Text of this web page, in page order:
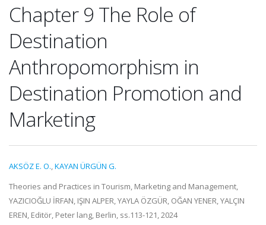
Chapter 9 The Role of
Destination
Anthropomorphism in
Destination Promotion and
Marketing
AKSÖZ E. O.,KAYAN ÜRGÜN G.
Theories and Practices in Tourism, Marketing and Management,
YAZICIOĞLU İRFAN, IŞIN ALPER, YAYLA ÖZGÜR, OĞAN YENER, YALÇIN
EREN, Editör, Peter lang, Berlin, ss.113-121, 2024